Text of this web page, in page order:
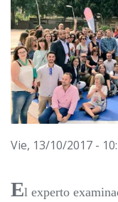
Vie, 13/10/2017 -
El experto